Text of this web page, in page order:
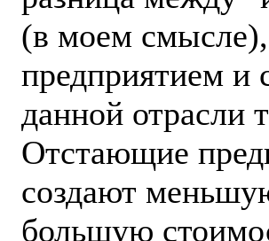
(в моем
предприятием и
данной отрасли
Отстающие
создают
большую